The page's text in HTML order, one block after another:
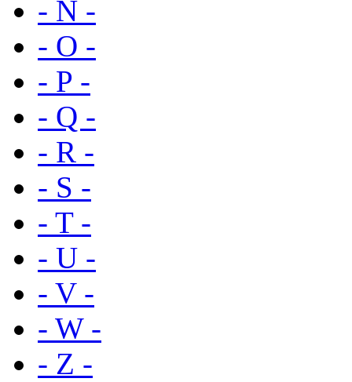
- N -
- O -
- P -
- Q -
- R -
- S -
- T -
- U -
- V -
- W -
- Z -